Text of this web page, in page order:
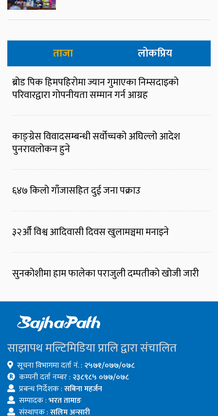
ताजा लोकप्रिय
ब्रोड पिक हिमपहिरोमा ज्यान गुमाएका निम्सदाइको
परिवारद्वारा गोपनीयता सम्मान गर्न आग्रह
काङ्ग्रेस विवादसम्बन्धी सर्वोच्चको अघिल्लो आदेश
पुनरावलोकन हुने
६४७ किलो गाँजासहित दुई जना पक्राउ
३२औँ विश्व आदिवासी दिवस खुलामञ्चमा मनाइने
सुनकोशीमा हाम फालेका पराजुली दम्पतीको खोजी जारी
साझापथ मल्टिमिडिया प्रालि द्वारा संचालित
सूचना विभागमा दर्ता नं. : २५७१/०७७/०७८
कम्पनी दर्ता नम्बर : २३८९८५ ०७७/०७८
प्रबन्ध निर्देशक :सबिना महर्जन
सम्पादक :भरत तामाङ
संस्थापक :सलिम अन्सारी